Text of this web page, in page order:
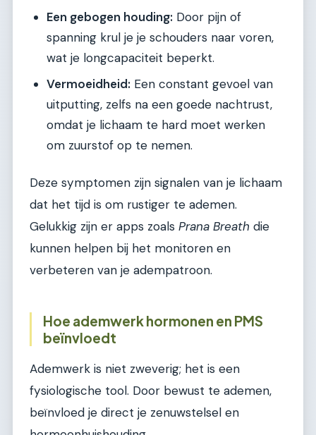
Een gebogen houding: Door pijn of
spanning krul je je schouders naar voren,
wat je longcapaciteit beperkt.
Vermoeidheid: Een constant gevoel van
uitputting, zelfs na een goede nachtrust,
omdat je lichaam te hard moet werken
om zuurstof op te nemen.
Deze symptomen zijn signalen van je lichaam
dat het tijd is om rustiger te ademen.
Gelukkig zijn er apps zoals Prana Breath die
kunnen helpen bij het monitoren en
verbeteren van je adempatroon.
Hoe ademwerk hormonen en PMS
beïnvloedt
Ademwerk is niet zweverig; het is een
fysiologische tool. Door bewust te ademen,
beïnvloed je direct je zenuwstelsel en